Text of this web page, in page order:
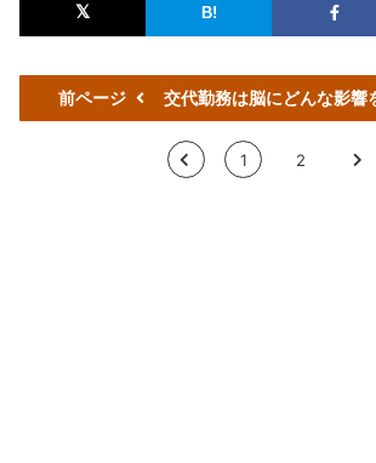
前ページ 交代勤務は脳にどんな影響
< 1 2 >